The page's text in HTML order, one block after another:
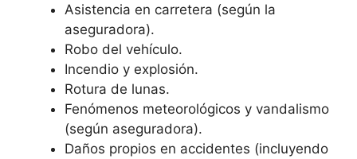
Asistencia en carretera (según la
aseguradora).
Robo del vehículo.
Incendio y explosión.
Rotura de lunas.
Fenómenos meteorológicos y vandalismo
(según aseguradora).
Daños propios en accidentes (incluyendo